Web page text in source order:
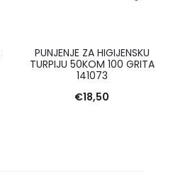
PUNJENJE ZA HIGIJENSKU
TURPIJU 50KOM 100 GRITA
141073
€18,50